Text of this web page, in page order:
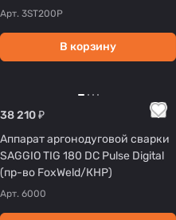
Арт. 3ST200P
В корзину
38 210 ₽
Аппарат аргонодуговой сварки
SAGGIO TIG 180 DC Pulse Digital
(пр-во FoxWeld/КНР)
Арт. 6000